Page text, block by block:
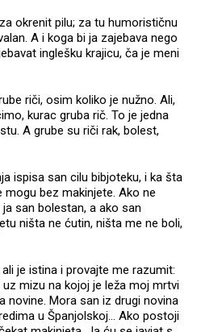
okrenit pilu; za tu humorističnu
A i koga bi ja zajebava nego
inglešku krajicu, ča je meni
riči, osim koliko je nužno. Ali,
kurac gruba rič. To je jedna
A grube su riči rak, bolest,
ispisa san cilu bibjoteku, i ka šta
mogu bez makinjete. Ako ne
san bolestan, a ako san
ništa ne ćutin, ništa me ne boli,
je istina i provajte me razumit:
uz mizu na kojoj je leža moj mrtvi
novine. Mora san iz drugi novina
u Španjolskoj... Ako postoji